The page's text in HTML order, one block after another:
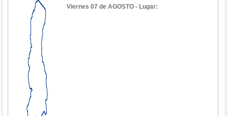
Viernes 07 de AGOSTO - Lugar: